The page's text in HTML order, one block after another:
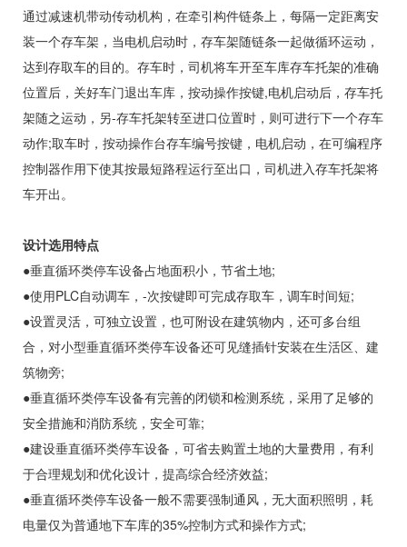
通过减速机带动传动机构，在牵引构件链条上，每隔一定距离安
装一个存车架，当电机启动时，存车架随链条一起做循环运动，
达到存取车的目的。存车时，司机将车开至车库存车托架的准确
位置后，关好车门退出车库，按动操作按键,电机启动后，存车托
架随之运动，另-存车托架转至进口位置时，则可进行下一个存车
动作;取车时，按动操作台存车编号按键，电机启动，在可编程序
控制器作用下使其按最短路程运行至出口，司机进入存车托架将
车开出。
设计选用特点
●垂直循环类停车设备占地面积小，节省土地;
●使用PLC自动调车，-次按键即可完成存取车，调车时间短;
●设置灵活，可独立设置，也可附设在建筑物内，还可多台组
合，对小型垂直循环类停车设备还可见缝插针安装在生活区、建
筑物旁;
●垂直循环类停车设备有完善的闭锁和检测系统，采用了足够的
安全措施和消防系统，安全可靠;
●建设垂直循环类停车设备，可省去购置土地的大量费用，有利
于合理规划和优化设计，提高综合经济效益;
●垂直循环类停车设备一般不需要强制通风，无大面积照明，耗
电量仅为普通地下车库的35%控制方式和操作方式;